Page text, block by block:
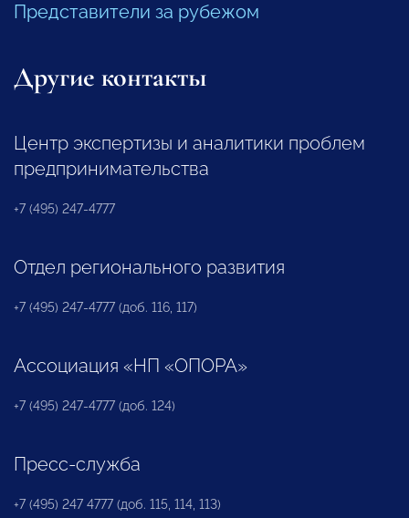
Представители за рубежом
Другие контакты
Центр экспертизы и аналитики проблем
предпринимательства
+7 (495) 247-4777
Отдел регионального развития
+7 (495) 247-4777 (доб. 116, 117)
Ассоциация «НП «ОПОРА»
+7 (495) 247-4777 (доб. 124)
Пресс-служба
+7 (495) 247 4777 (доб. 115, 114, 113)